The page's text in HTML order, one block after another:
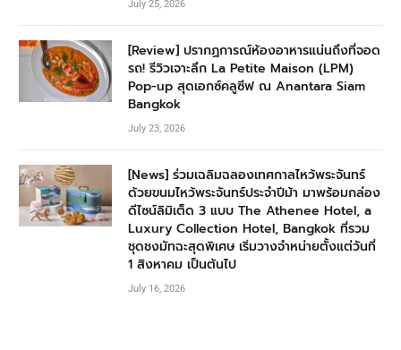
July 25, 2026
[Review] ปรากฏการณ์ห้องอาหารแน่นถึงที่จอด
รถ! รีวิวเจาะลึก La Petite Maison (LPM)
Pop-up สุดเอกซ์คลูซีฟ ณ Anantara Siam
Bangkok
July 23, 2026
[News] ร่วมเฉลิมฉลองเทศกาลไหว้พระจันทร์
ด้วยขนมไหว้พระจันทร์ประจำปีม้า มาพร้อมกล่อง
ดีไซน์ลิมิเต็ด 3 แบบ The Athenee Hotel, a
Luxury Collection Hotel, Bangkok ที่รวม
ชุดชงมัทฉะสุดพิเศษ เริ่มวางจำหน่ายตั้งแต่วันที่
1 สิงหาคม เป็นต้นไป
July 16, 2026